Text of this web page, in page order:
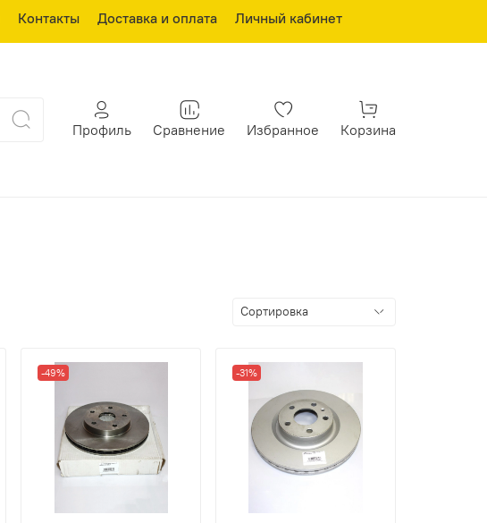
Контакты Доставка и оплата Личный кабинет
Профиль Сравнение Избранное Корзина
-49% -31%